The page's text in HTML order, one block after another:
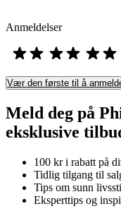
Anmeldelser
Vær den første til å
Meld deg på
eksklusive
100 kr i rabatt på
Tidlig tilgang til
Tips om sunn
Eksperttips og